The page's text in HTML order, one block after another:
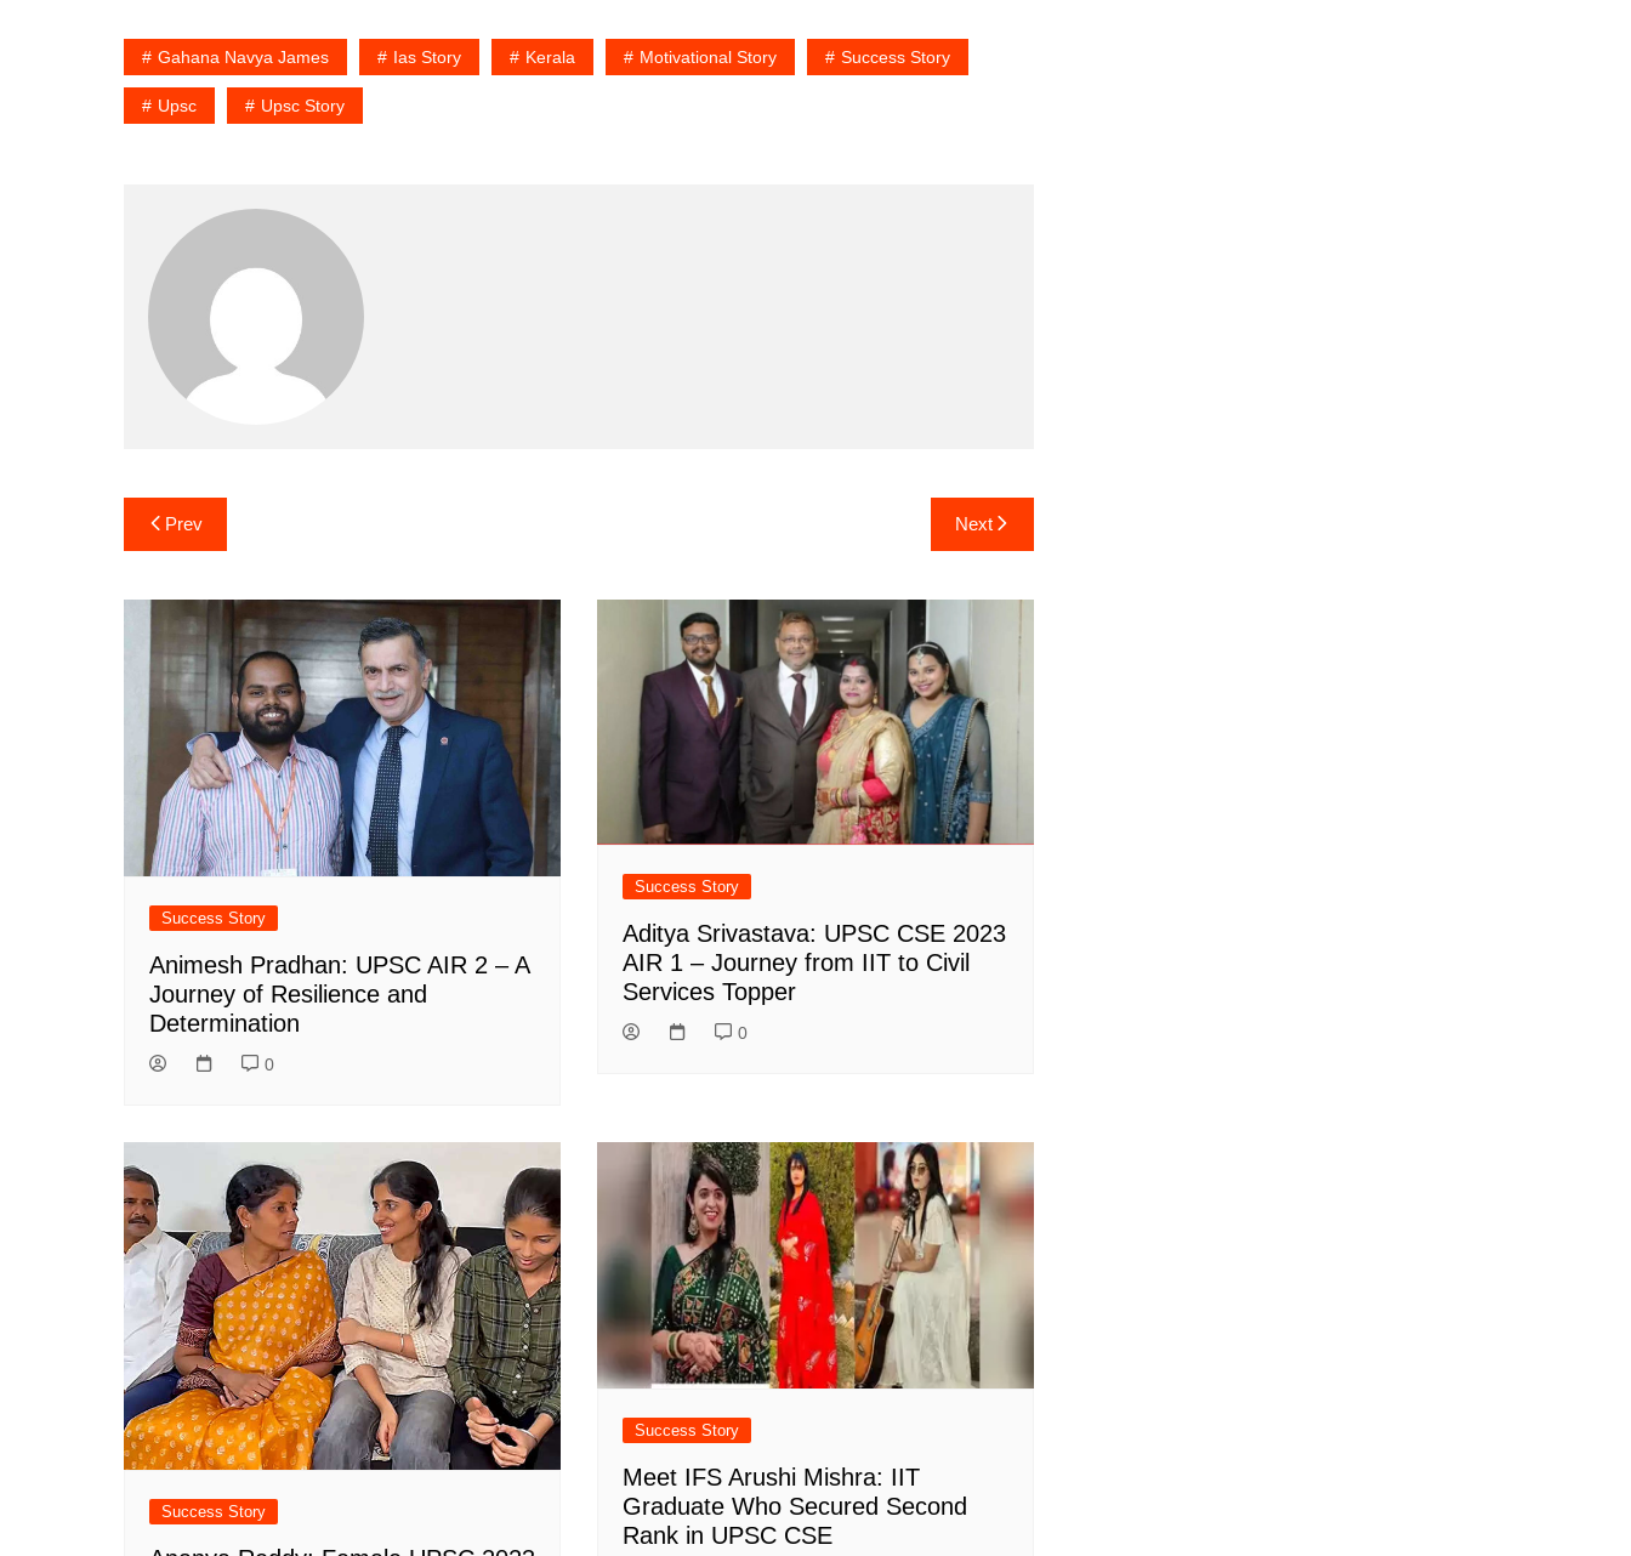
Gahana Navya James Ias Story Kerala Motivational Story Success Story
Upsc Upsc Story
Post
navigation
Prev Next
Success Story
Animesh Pradhan: UPSC AIR 2 – A
Journey of Resilience and
Determination
0
Success Story
Aditya Srivastava: UPSC CSE 2023
AIR 1 – Journey from IIT to Civil
Services Topper
0
Success Story
Success Story
Meet IFS Arushi Mishra: IIT
Graduate Who Secured Second
Rank in UPSC CSE